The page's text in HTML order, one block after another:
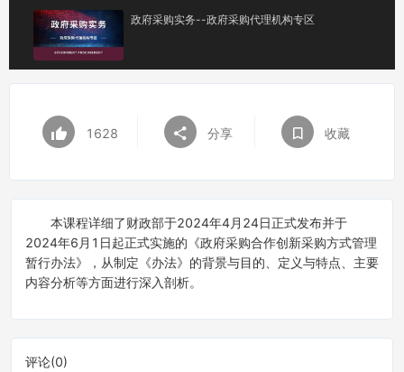
政府采购实务--政府采购代理机构专区
1628 分享 收藏
本课程详细了财政部于2024年4月24日正式发布并于
2024年6月1日起正式实施的《政府采购合作创新采购方式管理
暂行办法》，从制定《办法》的背景与目的、定义与特点、主要
内容分析等方面进行深入剖析。
评论(0)